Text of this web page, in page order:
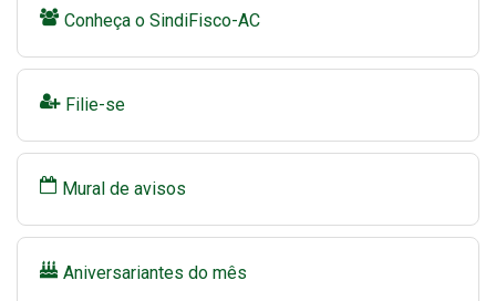
Conheça o SindiFisco-AC
Filie-se
Mural de avisos
Aniversariantes do mês